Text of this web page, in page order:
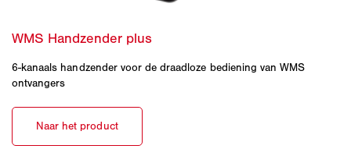
6-kanaals handzender voor de draadloze bediening van WMS
ontvangers